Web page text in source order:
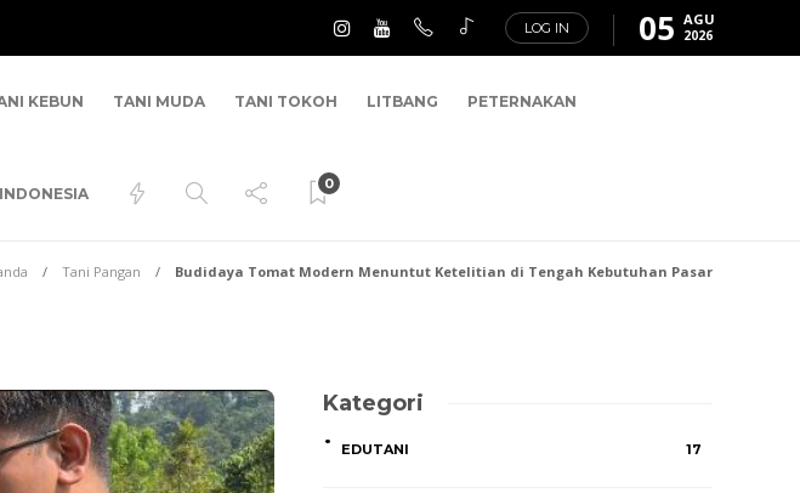
LOG IN 05 AGU
2026
KEBUN TANI MUDA TANI TOKOH LITBANG PETERNAKAN
0
Tani Pangan Budidaya Tomat Modern Menuntut Ketelitian di Tengah Kebutuhan Pasar
Kategori
EDUTANI 17